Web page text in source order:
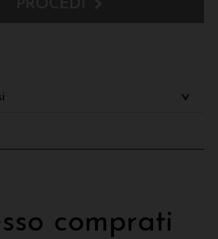
comprati